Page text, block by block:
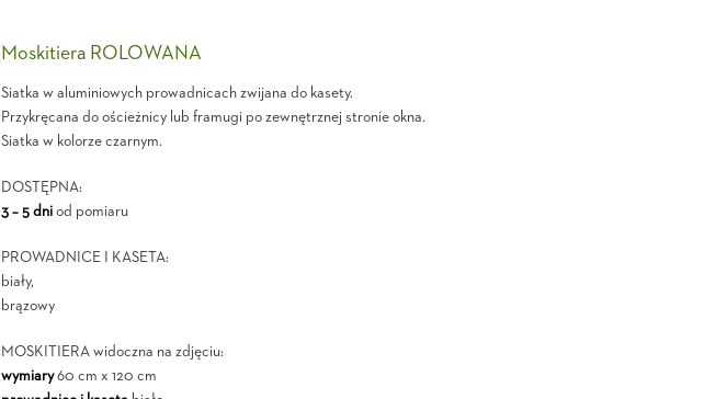
Moskitiera ROLOWANA
Siatka w aluminiowych prowadnicach zwijana do kasety.
Przykręcana do ościeżnicy lub framugi po zewnętrznej stronie okna.
Siatka w kolorze czarnym.
DOSTĘPNA:
3 – 5 dni od pomiaru
PROWADNICE I KASETA:
biały,
brązowy
MOSKITIERA widoczna na zdjęciu:
wymiary60 cm x 120 cm